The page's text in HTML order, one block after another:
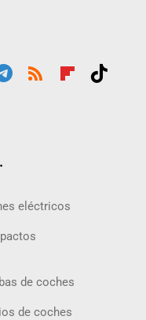
eléctricos
de coches
de coches